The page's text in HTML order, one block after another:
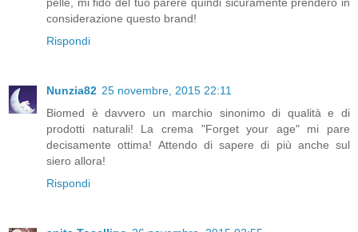
considerazione questo brand!
Rispondi
Nunzia82 25 novembre, 2015 22:11
Biomed è davvero un marchio sinonimo di qualità e di
prodotti naturali! La crema "Forget your age" mi pare
decisamente ottima! Attendo di sapere di più anche sul
siero allora!
Rispondi